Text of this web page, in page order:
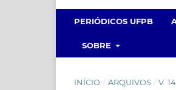
PERIÓDICOS UFPB
SOBRE
INÍCIO / ARQUIVOS / V.